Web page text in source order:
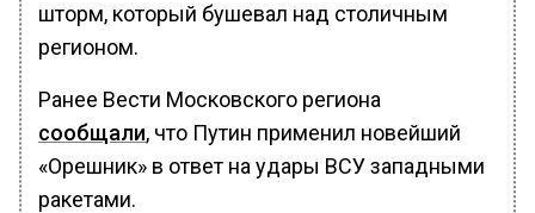
шторм, который бушевал над столичным
регионом.
Ранее Вести Московского региона
сообщали, что Путин применил новейший
«Орешник» в ответ на удары ВСУ западными
ракетами.